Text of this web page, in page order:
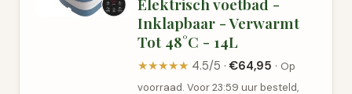
Inklapbaar - Verwarmt
Tot 48°C - 14L
★★★★★ 4.5/5 ·€64,95 · Op
voorraad. Voor 23:59 uur besteld,